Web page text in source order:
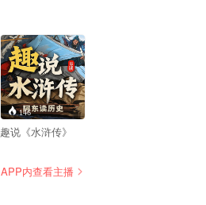
146
趣说《水浒传》
APP内查看主播